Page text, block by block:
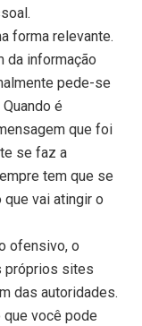
forma relevante.
da informação
pede-se
é
que foi
se faz a
tem que se
vai atingir o
ofensivo, o
próprios sites
das autoridades.
que você pode